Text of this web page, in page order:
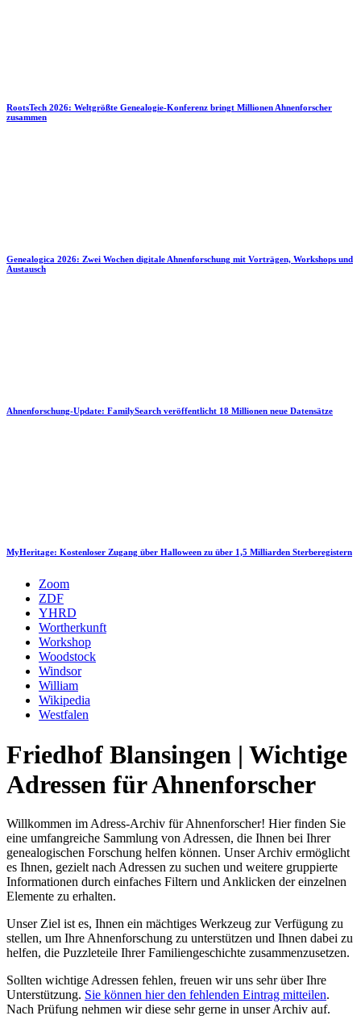
RootsTech 2026: Weltgrößte Genealogie-Konferenz bringt Millionen Ahnenforscher
zusammen
Genealogica 2026: Zwei Wochen digitale Ahnenforschung mit Vorträgen, Workshops und
Austausch
Ahnenforschung-Update: FamilySearch veröffentlicht 18 Millionen neue Datensätze
MyHeritage: Kostenloser Zugang über Halloween zu über 1,5 Milliarden Sterberegistern
Zoom
ZDF
YHRD
Wortherkunft
Workshop
Woodstock
Windsor
William
Wikipedia
Westfalen
Friedhof Blansingen | Wichtige
Adressen für Ahnenforscher
Willkommen im Adress-Archiv für Ahnenforscher! Hier finden Sie
eine umfangreiche Sammlung von Adressen, die Ihnen bei Ihrer
genealogischen Forschung helfen können. Unser Archiv ermöglicht
es Ihnen, gezielt nach Adressen zu suchen und weitere gruppierte
Informationen durch einfaches Filtern und Anklicken der einzelnen
Elemente zu erhalten.
Unser Ziel ist es, Ihnen ein mächtiges Werkzeug zur Verfügung zu
stellen, um Ihre Ahnenforschung zu unterstützen und Ihnen dabei zu
helfen, die Puzzleteile Ihrer Familiengeschichte zusammenzusetzen.
Sollten wichtige Adressen fehlen, freuen wir uns sehr über Ihre
Unterstützung. Sie können hier den fehlenden Eintrag mitteilen.
Nach Prüfung nehmen wir diese sehr gerne in unser Archiv auf.